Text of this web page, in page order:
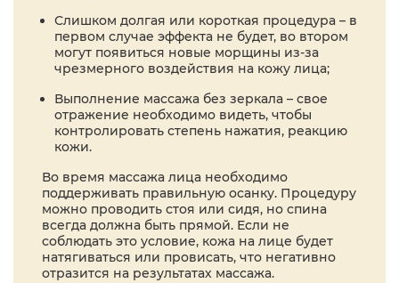
Слишком долгая или короткая процедура – в
первом случае эффекта не будет, во втором
могут появиться новые морщины из-за
чрезмерного воздействия на кожу лица;
Выполнение массажа без зеркала – свое
отражение необходимо видеть, чтобы
контролировать степень нажатия, реакцию
кожи.
Во время массажа лица необходимо
поддерживать правильную осанку. Процедуру
можно проводить стоя или сидя, но спина
всегда должна быть прямой. Если не
соблюдать это условие, кожа на лице будет
натягиваться или провисать, что негативно
отразится на результатах массажа.